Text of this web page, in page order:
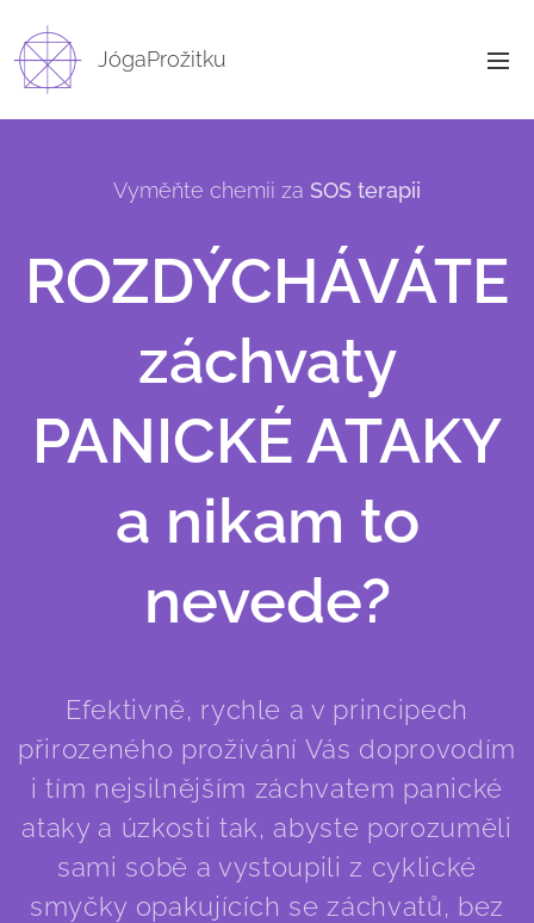
JógaProžitku
Vyměňte chemii za SOS terapii
ROZDÝCHÁVÁTE
záchvaty
PANICKÉ ATAKY
a nikam to
nevede?
Efektivně, rychle a v principech
přirozeného prožívání Vás doprovodím
i tím nejsilnějším záchvatem panické
ataky a úzkosti tak, abyste porozuměli
sami sobě a vystoupili z cyklické
smyčky opakujících se záchvatů, bez